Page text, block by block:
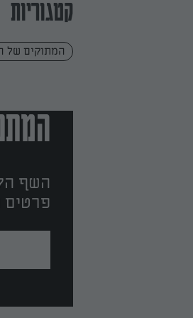
קטגוריות
המתוקים של
השף
פרטים